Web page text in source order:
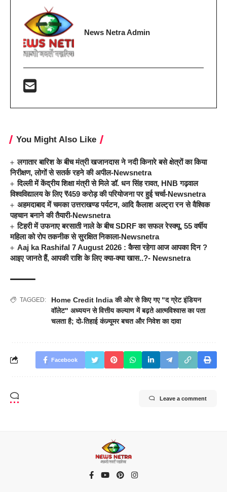
News Netra Admin
You Might Also Like
लगातार बारिश के बीच मंत्री खजानदास ने नदी किनारे बसे क्षेत्रों का किया
निरीक्षण, लोगों से सतर्क रहने की अपील-Newsnetra
दिल्ली में केंद्रीय शिक्षा मंत्री से मिले डॉ. धन सिंह रावत, HNB गढ़वाल
विश्वविद्यालय के लिए ₹459 करोड़ की परियोजना पर हुई चर्चा-Newsnetra
अहमदाबाद में चमका उत्तराखण्ड पर्यटन, आदि कैलाश अल्ट्रा रन से वैश्विक
पहचान बनाने की तैयारी-Newsnetra
टिहरी में उफनाए बरसाती नाले के बीच SDRF का सफल रेस्क्यू, 55 वर्षीय
महिला को रोप तकनीक से सुरक्षित निकाला-Newsnetra
Aaj ka Rashifal 7 August 2026 : कैसा रहेगा आज आपका दिन ?
आइए जानते हैं, आपकी राशि के लिए क्या-क्या खास..?- Newsnetra
TAGGED:
Home Credit India की ओर से किए गए "द ग्रेट इंडियन
वॉलेट" अध्ययन से वित्तीय कल्याण में बढ़ते आत्मविश्वास का पता
चलता है; दो-तिहाई कंज़्यूमर बचत और निवेश का दावा
Facebook
Leave a comment